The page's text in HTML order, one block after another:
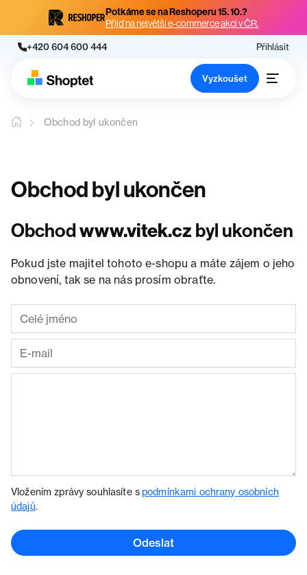
Potkáme se na Reshoperu 15. 10.?
Přijď na největší e-commerce akci v ČR.
+420 604 600 444 Přihlásit
Vyzkoušet
Obchod byl ukončen
Obchod byl ukončen
Obchodwww.vitek.cz byl ukončen
Pokud jste majitel tohoto e-shopu a máte zájem o jeho
obnovení, tak se na nás prosím obraťte.
Vložením zprávy souhlasíte spodmínkami ochrany osobních
údajů.
Odeslat